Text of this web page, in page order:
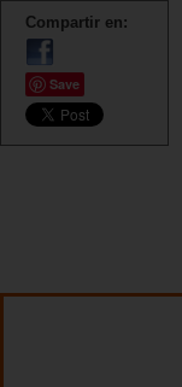
Compartir en:
Save